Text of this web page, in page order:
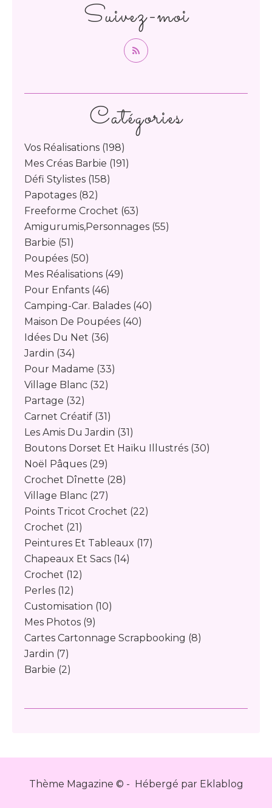
Catégories
Vos Réalisations (198)
Mes Créas Barbie (191)
Défi Stylistes (158)
Papotages (82)
Freeforme Crochet (63)
Amigurumis,personnages (55)
Barbie (51)
Poupées (50)
Mes Réalisations (49)
Pour Enfants (46)
Camping-Car. Balades (40)
Maison De Poupées (40)
Idées Du Net (36)
Jardin (34)
Pour Madame (33)
Village Blanc (32)
Partage (32)
Carnet Créatif (31)
Les Amis Du Jardin (31)
Boutons Dorset Et Haïku Illustrés (30)
Noël Pâques (29)
Crochet Dînette (28)
Village Blanc (27)
Points Tricot Crochet (22)
Crochet (21)
Peintures Et Tableaux (17)
Chapeaux Et Sacs (14)
Crochet (12)
Perles (12)
Customisation (10)
Mes Photos (9)
Cartes Cartonnage Scrapbooking (8)
Jardin (7)
Barbie (2)
Suivez-moi
Thème Magazine © - Hébergé par Eklablog